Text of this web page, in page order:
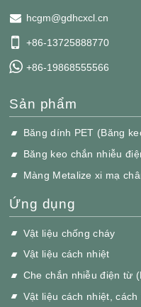
hcgm@gdhcxcl.cn
+86-13725888770
+86-19868555566
Sản phẩm
Băng dính PET (Băng
Băng keo chắn nhiễu
Màng Metalize xi mạ
Ứng dụng
Vật liệu chống cháy
Vật liệu cách nhiệt
Che chắn nhiễu điện từ
Vật liệu cách nhiệt, cách